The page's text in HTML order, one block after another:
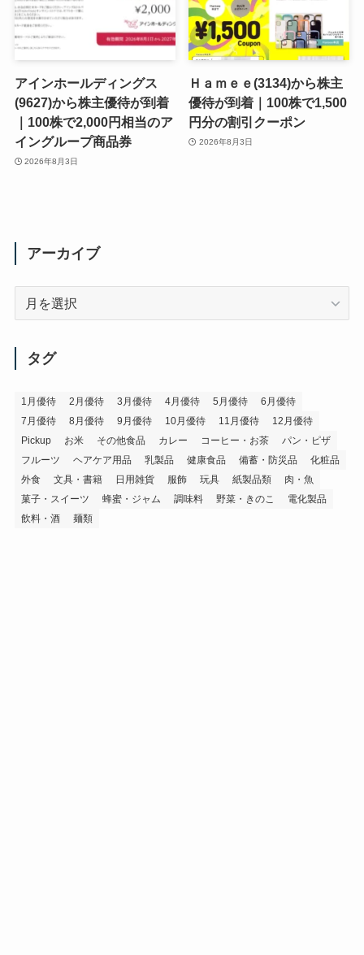
アインホールディングス
(9627)から株主優待が到着
｜100株で2,000円相当のア
イングループ商品券
2026年8月3日
Ｈａｍｅｅ(3134)から株主
優待が到着｜100株で1,500
円分の割引クーポン
2026年8月3日
アーカイブ
タグ
1月優待 2月優待 3月優待 4月優待 5月優待
6月優待
7月優待
8月優待 9月優待 10月優待 11月優待
12月優待
Pickup
お米 その他食品 カレー コーヒー・お茶
パン・ピザ
フルーツ
ヘアケア用品 乳製品 健康食品 備蓄・防災品
化粧品
外食
文具・書籍 日用雑貨 服飾 玩具 紙製品類
肉・魚
菓子・スイーツ
蜂蜜・ジャム 調味料 野菜・きのこ
電化製品
飲料・酒
麺類